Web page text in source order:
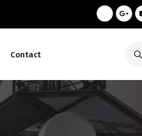
Contact